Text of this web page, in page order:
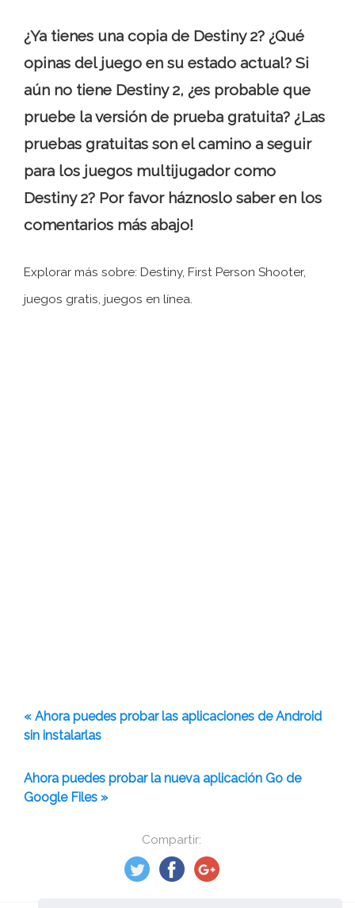
Compartir:
¿Ya tienes una copia de Destiny 2? ¿Qué
opinas del juego en su estado actual? Si
aún no tiene Destiny 2, ¿es probable que
pruebe la versión de prueba gratuita? ¿Las
pruebas gratuitas son el camino a seguir
para los juegos multijugador como
Destiny 2? Por favor háznoslo saber en los
comentarios más abajo!
Explorar más sobre: ​​Destiny, First Person Shooter,
juegos gratis, juegos en línea.
« Ahora puedes probar las aplicaciones de Android
sin instalarlas
Ahora puedes probar la nueva aplicación Go de
Google Files »